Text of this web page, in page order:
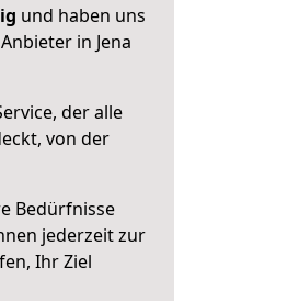
und haben uns
in Jena
der alle
von der
Bedürfnisse
jederzeit zur
Ihr Ziel